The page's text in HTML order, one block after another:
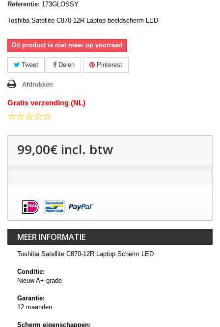
Referentie: 173GLOSSY
Toshiba Satellite C870-12R Laptop beeldscherm LED
Dit product is niet meer op voorraad
Tweet Delen Pinterest
Afdrukken
Gratis verzending (NL)
99,00€ incl. btw
MEER INFORMATIE
Toshiba Satellite C870-12R Laptop Scherm LED
Conditie:
Nieuw A+ grade
Garantie:
12 maanden
Scherm eigenschappen: